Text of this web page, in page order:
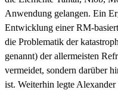
Anwendung gelangen. Ein
Entwicklung einer RM-
die Problematik der
genannt) der allermeisten
vermeidet, sondern darüber
ist. Weiterhin legte